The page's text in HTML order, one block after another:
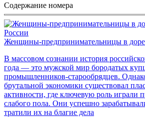
Содержание номера
Женщины-предпринимательницы в
В массовом сознании история
года — это мужской мир бородатых
промышленников-старообрядцев.
брутальной экономики существовал
активности, где ключевую роль играли
слабого пола. Они успешно
тратили их на благие дела